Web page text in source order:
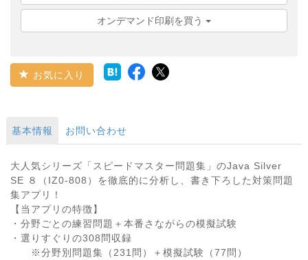
オンデマンド印刷を買う
お気に入り
基本情報 お問い合わせ
大人気シリーズ「スピードマスター問題集」のJava Silver
SE ８（IZ0-808）を徹底的に分析し、書き下ろした対策問題
集アプリ！
【当アプリの特徴】
・分野ごとの練習問題＋本番さながらの模擬試験
・選りすぐりの308問収録
※分野別問題集（231問）＋模擬試験（77問）